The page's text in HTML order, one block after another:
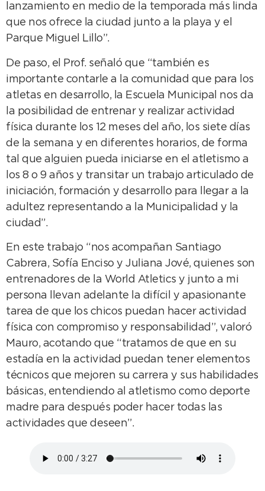
lanzamiento en medio de la temporada más linda
que nos ofrece la ciudad junto a la playa y el
Parque Miguel Lillo”.
De paso, el Prof. señaló que “también es
importante contarle a la comunidad que para los
atletas en desarrollo, la Escuela Municipal nos da
la posibilidad de entrenar y realizar actividad
física durante los 12 meses del año, los siete días
de la semana y en diferentes horarios, de forma
tal que alguien pueda iniciarse en el atletismo a
los 8 o 9 años y transitar un trabajo articulado de
iniciación, formación y desarrollo para llegar a la
adultez representando a la Municipalidad y la
ciudad”.
En este trabajo “nos acompañan Santiago
Cabrera, Sofía Enciso y Juliana Jové, quienes son
entrenadores de la World Atletics y junto a mi
persona llevan adelante la difícil y apasionante
tarea de que los chicos puedan hacer actividad
física con compromiso y responsabilidad”, valoró
Mauro, acotando que “tratamos de que en su
estadía en la actividad puedan tener elementos
técnicos que mejoren su carrera y sus habilidades
básicas, entendiendo al atletismo como deporte
madre para después poder hacer todas las
actividades que deseen”.